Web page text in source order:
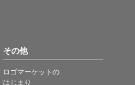
その他
ロゴマーケットの
はじまり